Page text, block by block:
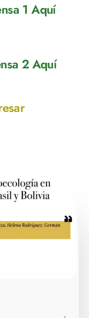
1 Aquí
2 Aquí